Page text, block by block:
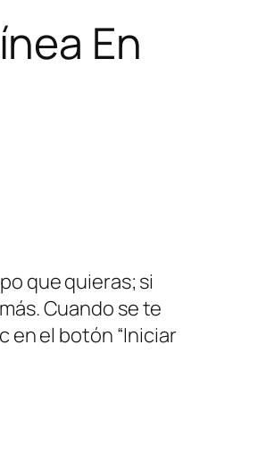
En
que quieras; si
Cuando se te
en el botón “Iniciar